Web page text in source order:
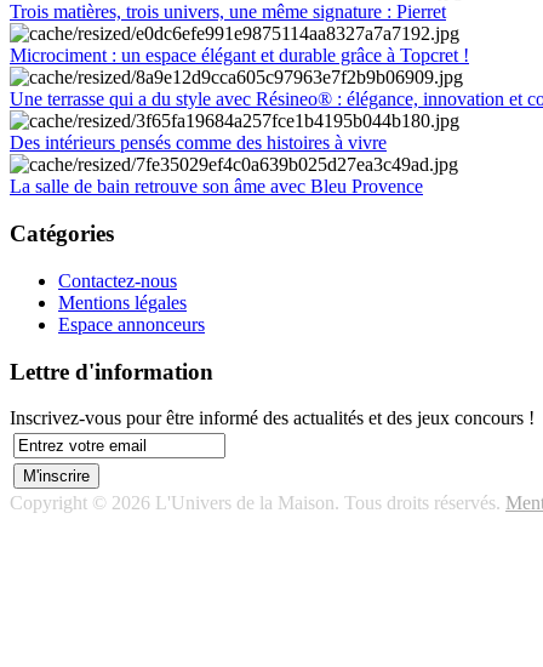
Trois matières, trois univers, une même signature : Pierret
Microciment : un espace élégant et durable grâce à Topcret !
Une terrasse qui a du style avec Résineo® : élégance, innovation et
Des intérieurs pensés comme des histoires à vivre
La salle de bain retrouve son âme avec Bleu Provence
Catégories
Contactez-nous
Mentions légales
Espace annonceurs
Lettre d'information
Inscrivez-vous pour être informé des actualités et des jeux concours !
Copyright © 2026 L'Univers de la Maison. Tous droits réservés.